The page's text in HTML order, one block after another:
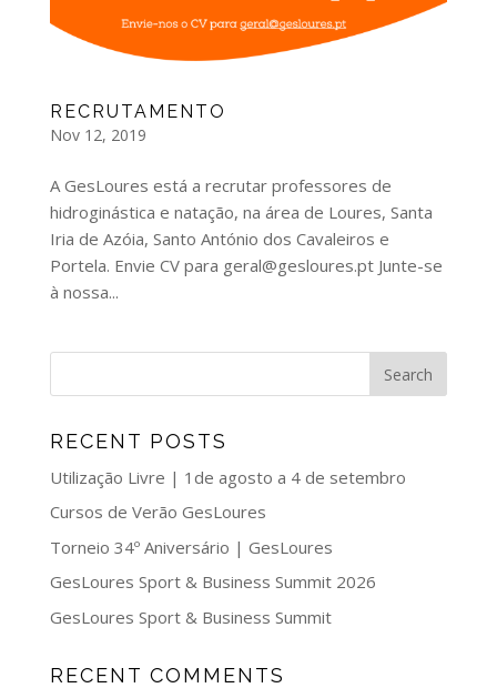
RECRUTAMENTO
Nov 12, 2019
A GesLoures está a recrutar professores de
hidroginástica e natação, na área de Loures, Santa
Iria de Azóia, Santo António dos Cavaleiros e
Portela. Envie CV para geral@gesloures.pt Junte-se
à nossa...
RECENT POSTS
Utilização Livre | 1de agosto a 4 de setembro
Cursos de Verão GesLoures
Torneio 34º Aniversário | GesLoures
GesLoures Sport & Business Summit 2026
GesLoures Sport & Business Summit
RECENT COMMENTS